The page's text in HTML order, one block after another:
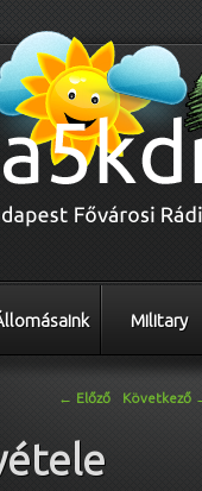
Military
← Előző Következő